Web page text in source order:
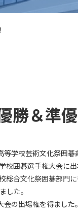
＆準優
学校芸術文化祭囲
囲碁選手権大会に出
総合文化祭囲碁部門に
した。
の出場権を得ました。